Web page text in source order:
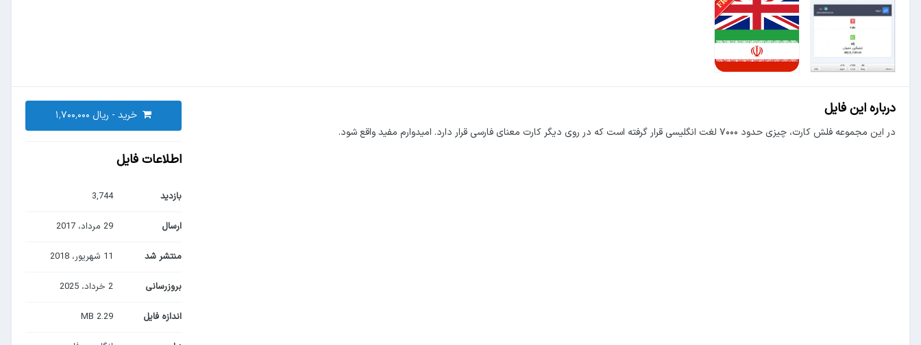
درباره این فایل
در این مجموعه فلش کارت، چیزی حدود ۷۰۰۰ لغت انگلیسی قرار گرفته است که در روی دیگر کارت معنای فارسی قرار دارد. امیدوارم مفید واقع شود.
خرید -
اطلاعات فایل
بازدید 3,744
ارسال 29 مرداد، 2017
منتشر شد 11 شهریور، 2018
بروزرسانی 2 خرداد، 2025
اندازه فایل 2.29 MB